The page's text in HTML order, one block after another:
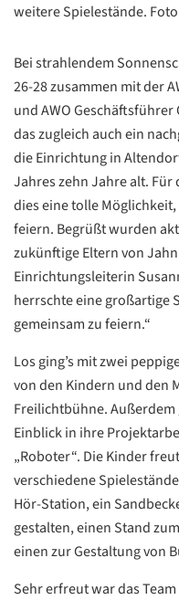
weitere Spielestände.
Bei strahlendem
26-28 zusammen mit der
und AWO
das zugleich auch ein
die Einrichtung in
Jahres zehn Jahre alt.
dies eine tolle
feiern. Begrüßt wurden
zukünftige Eltern von
Einrichtungsleiterin
herrschte eine großartige
gemeinsam zu feiern.“
Los ging’s mit zwei
von den Kindern und den
Freilichtbühne.
Einblick in ihre
„Roboter“. Die Kinder
verschiedene
Hör-Station, ein
gestalten, einen Stand
einen zur Gestaltung von
Sehr erfreut war das
Datenschutzerklärung